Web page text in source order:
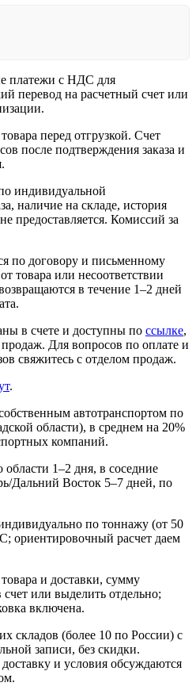
платежи с НДС для
перевод на расчетный счет или
перед отгрузкой. Счет
после подтверждения заказа и
индивидуальной
наличие на складе, история
предоставляется. Комиссий за
по договору и письменному
товара или несоответствии
в течение 1–2 дней
в счете и доступны по ссылке,
Для вопросов по оплате и
свяжитесь с отделом продаж.
.
автотранспортом по
области), в среднем на 20%
компаний.
1–2 дня, в соседние
Дальний Восток 5–7 дней, по
по тоннажу (от 50
ориентировочный расчет даем
и доставки, сумму
или выделить отдельно;
включена.
складов (более 10 по России) с
записи, без скидки.
и условия обсуждаются